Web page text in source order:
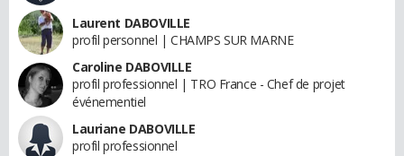
Laurent DABOVILLE
profil personnel | CHAMPS SUR MARNE
Caroline DABOVILLE
profil professionnel | TRO France - Chef de projet
événementiel
Lauriane DABOVILLE
profil professionnel